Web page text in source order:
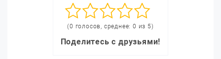
(0 голосов, среднее: 0 из 5)
Поделитесь с друзьями!